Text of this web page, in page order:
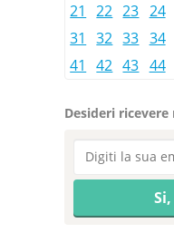
21
22 23 24
31
32 33 34
41
42 43 44
Desideri ricevere